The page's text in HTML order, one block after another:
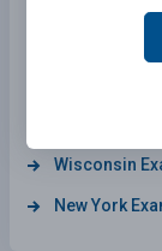
Iowa
Wisconsin
New York